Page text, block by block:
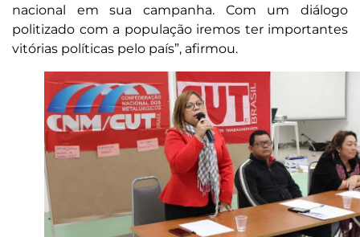
nacional em sua campanha. Com um diálogo
politizado com a população iremos ter importantes
vitórias políticas pelo país”, afirmou.